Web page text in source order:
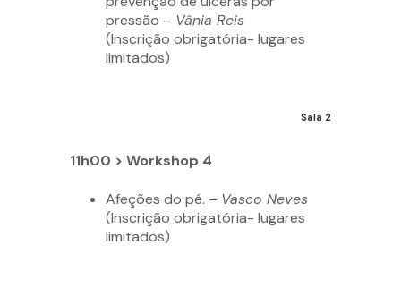
pressão – Vânia Reis
(Inscrição obrigatória- lugares
limitados)
Sala 2
11h00 > Workshop 4
Afeções do pé. – Vasco Neves
(Inscrição obrigatória- lugares
limitados)